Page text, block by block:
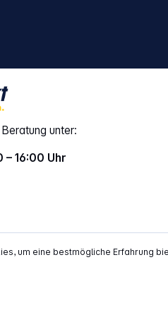
unter:
– 16:00 Uhr
um eine bestmögliche Erfahrung